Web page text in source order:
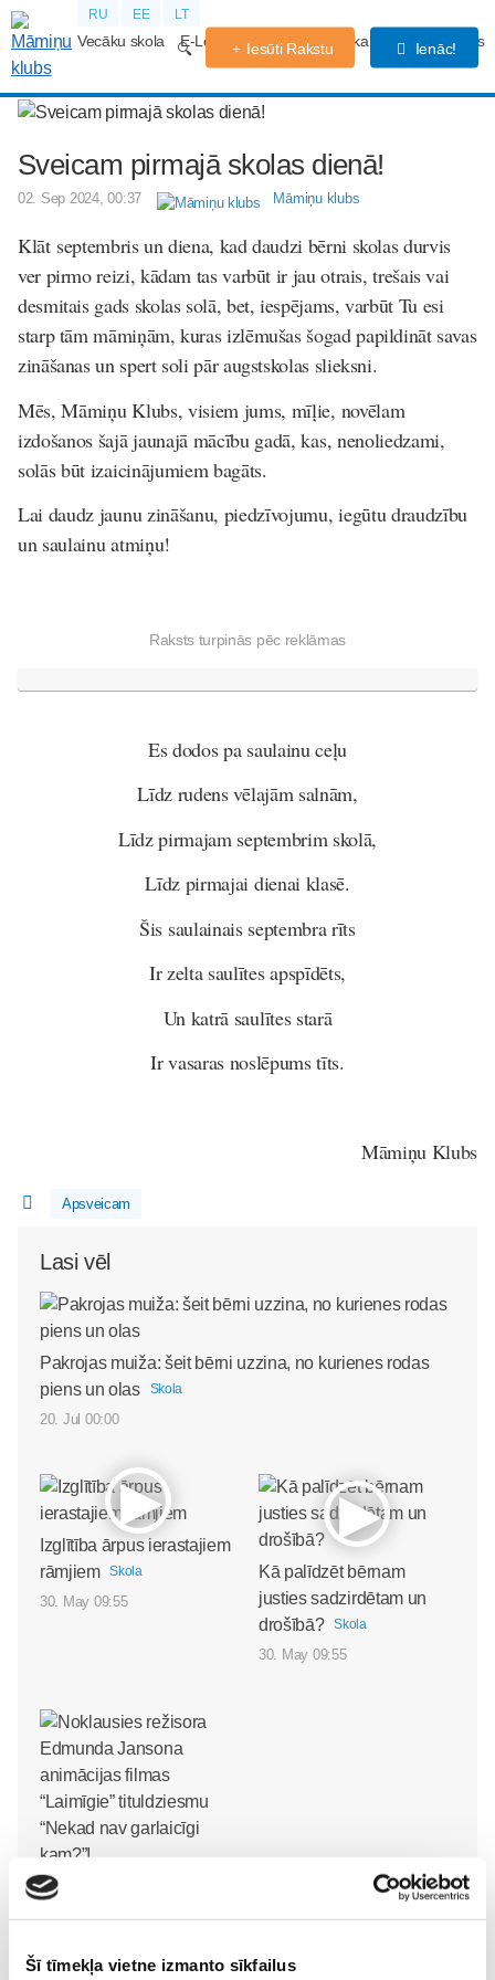
Šī tīmekļa vietne izmanto sīkfailus
RU EE LT
Vecāku skola E-Lekcijas Grūtniecības kalendārs Forums
Iesūti Rakstu Ienāc!
Sveicam pirmajā skolas dienā!
02. Sep 2024, 00:37 Māmiņu klubs
Klāt septembris un diena, kad daudzi bērni skolas durvis
ver pirmo reizi, kādam tas varbūt ir jau otrais, trešais vai
desmitais gads skolas solā, bet, iespējams, varbūt Tu esi
starp tām māmiņām, kuras izlēmušas šogad papildināt savas
zināšanas un spert soli pār augstskolas slieksni.
Mēs, Māmiņu Klubs, visiem jums, mīļie, novēlam
izdošanos šajā jaunajā mācību gadā, kas, nenoliedzami,
solās būt izaicinājumiem bagāts.
Lai daudz jaunu zināšanu, piedzīvojumu, iegūtu draudzību
un saulainu atmiņu!
Raksts turpinās pēc reklāmas
Es dodos pa saulainu ceļu
Līdz rudens vēlajām salnām,
Līdz pirmajam septembrim skolā,
Līdz pirmajai dienai klasē.
Šis saulainais septembra rīts
Ir zelta saulītes apspīdēts,
Un katrā saulītes starā
Ir vasaras noslēpums tīts.
Māmiņu Klubs
Apsveicam
Lasi vēl
Pakrojas muiža: šeit bērni uzzina, no kurienes rodas
piens un olas
Skola
20. Jul 00:00
Izglītība ārpus ierastajiem
rāmjiem
Skola
30. May 09:55
Kā palīdzēt bērnam
justies sadzirdētam un
drošībā?
Skola
30. May 09:55
Noklausies režisora
“Laimīgie” tituldziesmu